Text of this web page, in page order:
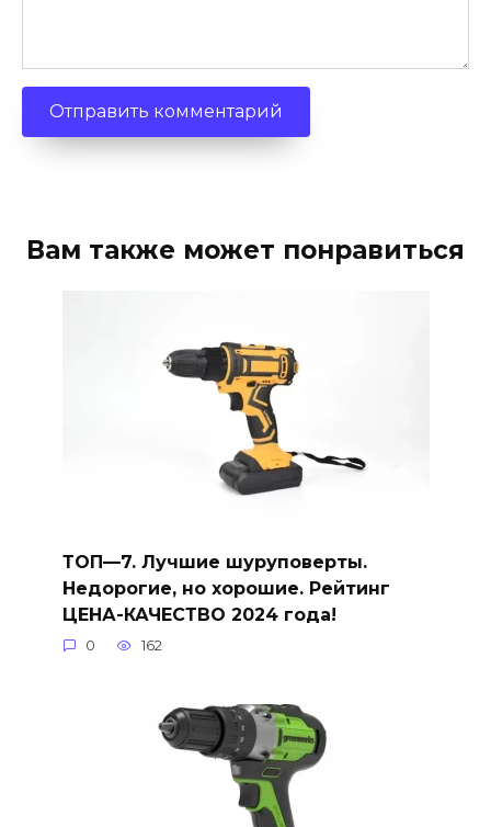
Вам также может понравиться
ТОП—7. Лучшие шуруповерты.
Недорогие, но хорошие. Рейтинг
ЦЕНА-КАЧЕСТВО 2024 года!
0 162